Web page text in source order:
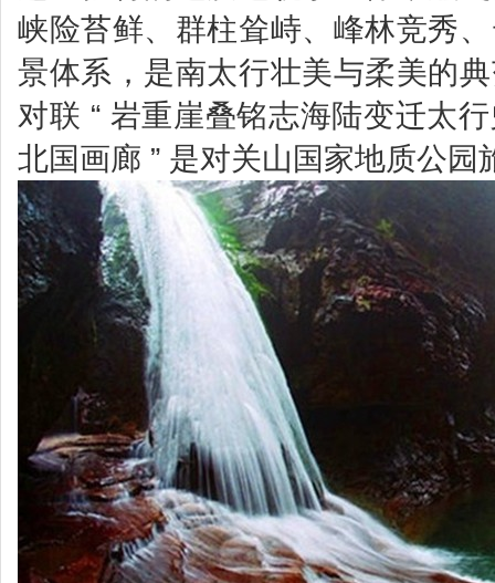
峡险苔鲜、群柱耸峙、峰林竞秀
景体系，是南太行壮美与柔美的
对联 “ 岩重崖叠铭志海陆变迁太
北国画廊 ” 是对关山国家地质公